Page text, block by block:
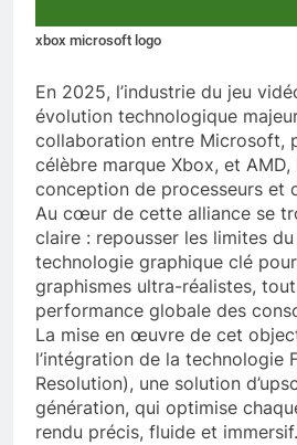
xbox microsoft logo
En 2025, l’industrie du jeu
évolution technologique
collaboration entre Microsoft,
célèbre marque Xbox, et AMD,
conception de processeurs et
Au cœur de cette alliance se
claire : repousser les limites
technologie graphique clé
graphismes ultra-réalistes,
performance globale des
La mise en œuvre de cet
l’intégration de la technologie
Resolution), une solution
génération, qui optimise
rendu précis, fluide et immersif.